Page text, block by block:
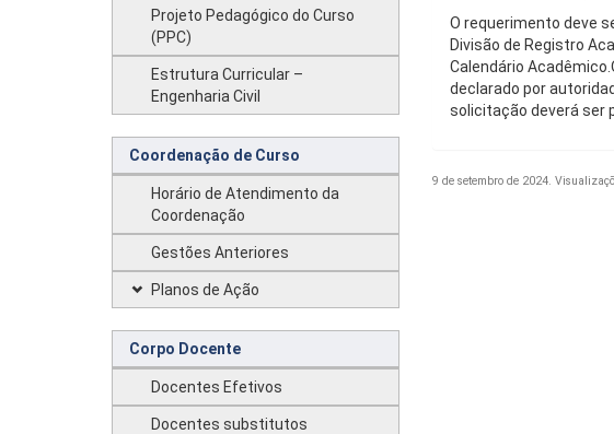
Projeto Pedagógico do Curso
(PPC)
Estrutura Curricular –
Engenharia Civil
Coordenação de Curso
Horário de Atendimento da
Coordenação
Gestões Anteriores
Planos de Ação
Corpo Docente
Docentes Efetivos
Docentes substitutos
O requerimento deve
Divisão de Registro
Calendário
declarado por
solicitação deverá ser
9 de setembro de 2024.